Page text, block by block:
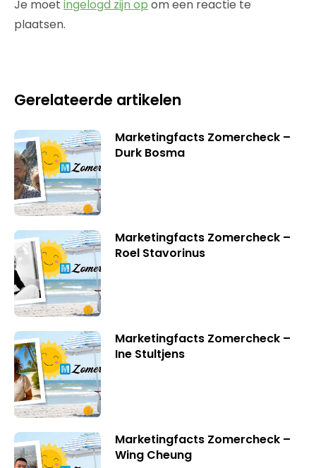
Je moet ingelogd zijn op om een reactie te
plaatsen.
Gerelateerde artikelen
Marketingfacts Zomercheck –
Durk Bosma
Marketingfacts Zomercheck –
Roel Stavorinus
Marketingfacts Zomercheck –
Ine Stultjens
Marketingfacts Zomercheck –
Wing Cheung